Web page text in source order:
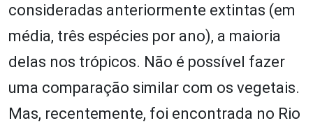
consideradas anteriormente extintas (em
média, três espécies por ano), a maioria
delas nos trópicos. Não é possível fazer
uma comparação similar com os vegetais.
Mas, recentemente, foi encontrada no Rio